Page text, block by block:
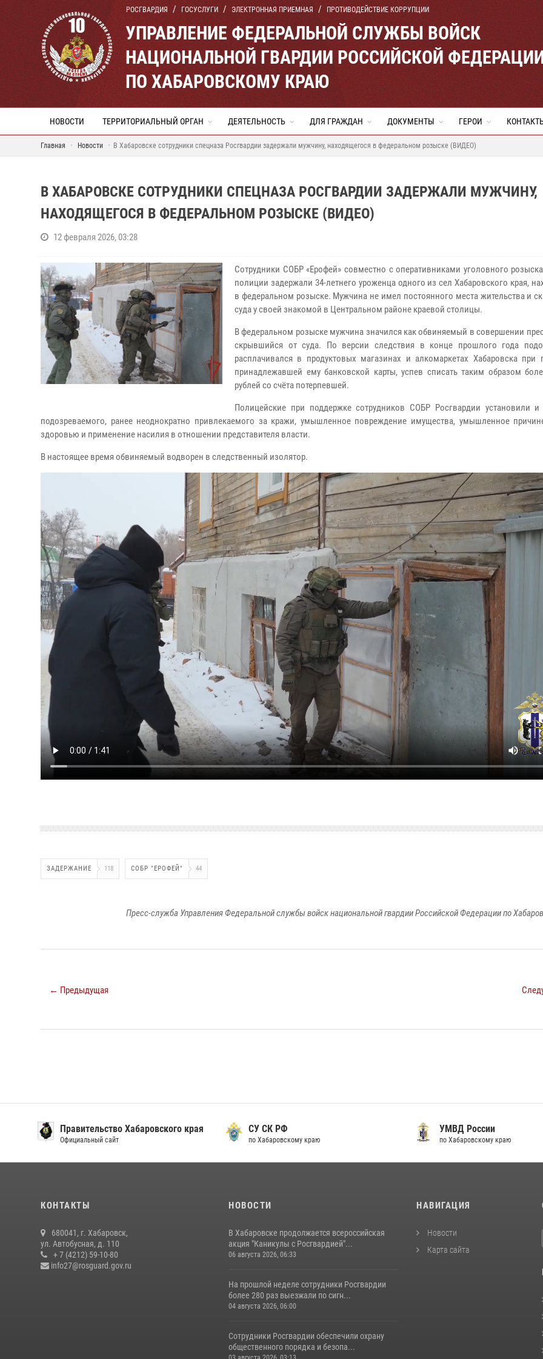
РОСГВАРДИЯ ГОСУСЛУГИ ЭЛЕКТРОННАЯ ПРИЕМНАЯ ПРОТИВОДЕЙСТВИЕ КОРРУПЦИИ
УПРАВЛЕНИЕ ФЕДЕРАЛЬНОЙ СЛУЖБЫ ВОЙСК
НАЦИОНАЛЬНОЙ ГВАРДИИ РОССИЙСКОЙ
ПО ХАБАРОВСКОМУ КРАЮ
НОВОСТИ ТЕРРИТОРИАЛЬНЫЙ ОРГАН ДЕЯТЕЛЬНОСТЬ ДЛЯ ГРАЖДАН ДОКУМЕНТЫ ГЕРОИ
Главная Новости В Хабаровске сотрудники спецназа Росгвардии задержали мужчину, находящегося в федеральном розыске (ВИДЕО)
В ХАБАРОВСКЕ СОТРУДНИКИ СПЕЦНАЗА РОСГВАРДИИ ЗАДЕРЖАЛИ МУЖЧИНУ,
НАХОДЯЩЕГОСЯ В ФЕДЕРАЛЬНОМ РОЗЫСКЕ (ВИДЕО)
12 февраля 2026, 03:28
Сотрудники СОБР «Ерофей» совместно с оперативниками уголовного
полиции задержали 34-летнего уроженца одного из сел Хабаровского края,
в федеральном розыске. Мужчина не имел постоянного места жительства и
суда у своей знакомой в Центральном районе краевой столицы.
В федеральном розыске мужчина значился как обвиняемый в совершении
скрывшийся от суда. По версии следствия в конце прошлого года
расплачивался в продуктовых магазинах и алкомаркетах Хабаровска
принадлежавшей ему банковской карты, успев списать таким образом
рублей со счёта потерпевшей.
Полицейские при поддержке сотрудников СОБР Росгвардии установили и
подозреваемого, ранее неоднократно привлекаемого за кражи, умышленное повреждение имущества, умышленное
здоровью и применение насилия в отношении представителя власти.
В настоящее время обвиняемый водворен в следственный изолятор.
ЗАДЕРЖАНИЕ 118 СОБР "ЕРОФЕЙ" 44
Пресс-служба Управления Федеральной службы войск национальной гвардии Российской Федерации по
← Предыдущая
Правительство Хабаровского края
Официальный сайт
СУ СК РФ
по Хабаровскому краю
УМВД России
по Хабаровскому краю
КОНТАКТЫ
680041, г. Хабаровск,
ул. Автобусная, д. 110
+ 7 (4212) 59-10-80
info27@rosguard.gov.ru
НОВОСТИ
В Хабаровске продолжается всероссийская
акция "Каникулы с Росгвардией"...
06 августа 2026, 06:33
На прошлой неделе сотрудники Росгвардии
более 280 раз выезжали по сигн...
04 августа 2026, 06:00
Сотрудники Росгвардии обеспечили охрану
общественного порядка и безопа...
НАВИГАЦИЯ
Новости
Карта сайта